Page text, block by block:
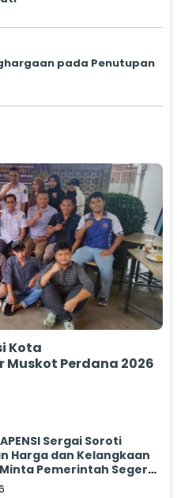
pada Penutupan
Kota
Perdana 2026
Sergai Soroti
Harga dan Kelangkaan
Pemerintah Segera